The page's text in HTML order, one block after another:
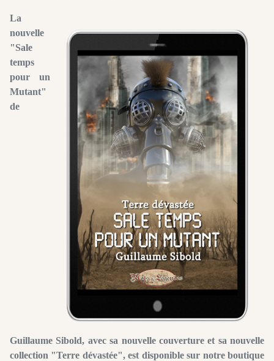
La
nouvelle
"Sale
temps
pour un
Mutant"
de
Guillaume Sibold, avec sa nouvelle couverture et sa nouvelle
collection "Terre dévastée", est disponible sur notre boutique